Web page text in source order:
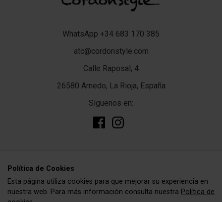
WhatsApp +34 683 170 385
atc@cordonstyle.com
Calle Raposal, 4
26580 Arnedo, La Rioja, España
Síguenos en:
Complementos
CORDÓNSTYLE add
Polí­tica de Cookies
Esta página utiliza cookies para que mejorar su experiencia en
nuestra web. Para más información consulta nuestra Política de